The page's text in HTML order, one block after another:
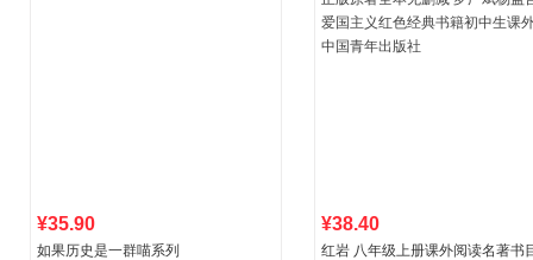
¥35.90
如果历史是一群喵系列
¥38.40
红岩 八年级上册课外阅读名著书